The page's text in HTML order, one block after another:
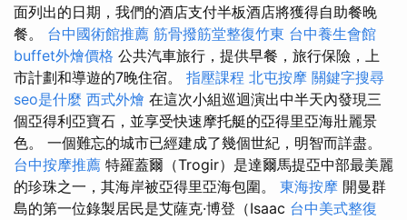
面列出的日期，我們的酒店支付半板酒店將獲得自助餐晚
餐。 台中國術館推薦 筋骨撥筋堂整復竹東 台中養生會館
buffet外燴價格 公共汽車旅行，提供早餐，旅行保險，上
市計劃和導遊的7晚住宿。 指壓課程 北屯按摩 關鍵字搜尋
seo是什麼 西式外燴 在這次小組巡迴演出中半天內發現三
個亞得利亞寶石，並享受快速摩托艇的亞得里亞海壯麗景
色。 一個難忘的城市已經建成了幾個世紀，明智而詳盡。
台中按摩推薦 特羅蓋爾（Trogir）是達爾馬提亞中部最美麗
的珍珠之一，其海岸被亞得里亞海包圍。 東海按摩 開曼群
島的第一位錄製居民是艾薩克·博登（Isaac 台中美式整復